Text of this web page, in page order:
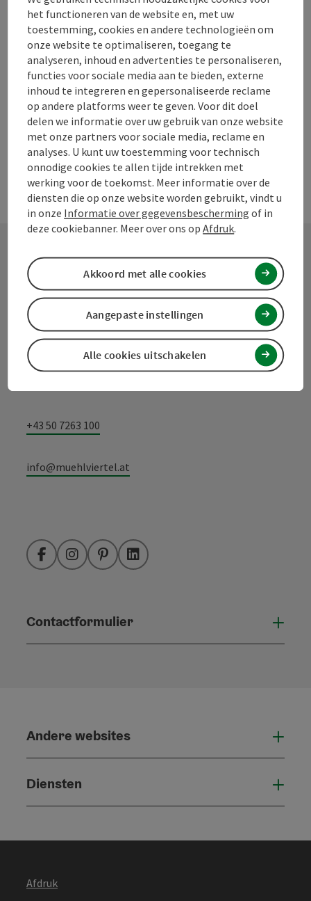
Wij bevinden ons direct in het dorpscentrum van Kaltenberg
en liggen direct aan de Johannesweg. U kunt overnachten in
onze tweepersoonskamers of in de blokhut. Daar zijn 6
bedden met ruimteafbakening beschikbaar. Verder hebt u
beschikking over een zonnig terras, een open haard om te
grillen, en een gezellige ruimte om samen te zijn. Voor
personen die comfortabel willen wandelen zonder bagage,
raden wij onze Johannesweg-aanbiedingen aan (inclusief
transfer).
Huisdieren toegestaan
Contact
Toerismevereniging Mühlviertel
Hauptplatz 19
+43 50 7263 100
info@muehlviertel.at
FacebookInstagramPinterestLinkedIn
Contactformulier
Andere websites
Diensten
Afdruk
het functioneren van de website en, met uw
toestemming, cookies en andere technologieën om
onze website te optimaliseren, toegang te
analyseren, inhoud en advertenties te personaliseren,
functies voor sociale media aan te bieden, externe
inhoud te integreren en gepersonaliseerde reclame
op andere platforms weer te geven. Voor dit doel
delen we informatie over uw gebruik van onze website
met onze partners voor sociale media, reclame en
analyses. U kunt uw toestemming voor technisch
onnodige cookies te allen tijde intrekken met
werking voor de toekomst. Meer informatie over de
diensten die op onze website worden gebruikt, vindt u
in onze Informatie over gegevensbescherming of in
deze cookiebanner. Meer over ons opAfdruk.
Alle cookies uitschakelen
Aangepaste instellingen
Akkoord met alle cookies